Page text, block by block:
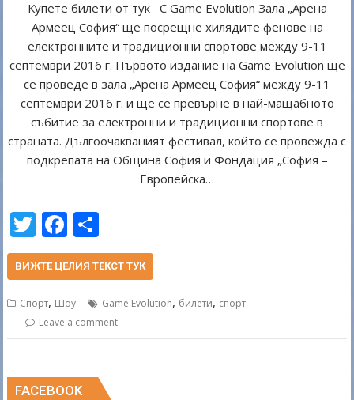
Купете билети от тук С Game Evolution Зала „Арена
Армеец София“ ще посрещне хилядите фенове на
електронните и традиционни спортове между 9-11
септември 2016 г. Първото издание на Game Evolution ще
се проведе в зала „Арена Армеец София“ между 9-11
септември 2016 г. и ще се превърне в най-мащабното
събитие за електронни и традиционни спортове в
страната. Дългоочакваният фестивал, който се провежда с
подкрепата на Община София и Фондация „София –
Европейска…
T
w
itt
er
F
ac
e
b
o
o
k
h
ar
e
ВИЖТЕ ЦЕЛИЯ ТЕКСТ ТУК
Спорт, Шоу Game Evolution, билети, спорт
Leave a comment
FACEBOOK